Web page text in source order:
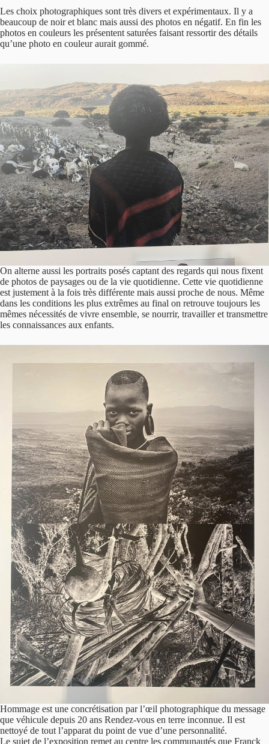
Les choix photographiques sont très divers et expérimentaux. Il y a
beaucoup de noir et blanc mais aussi des photos en négatif. En fin les
photos en couleurs les présentent saturées faisant ressortir des détails
qu’une photo en couleur aurait gommé.
On alterne aussi les portraits posés captant des regards qui nous fixent
de photos de paysages ou de la vie quotidienne. Cette vie quotidienne
est justement à la fois très différente mais aussi proche de nous. Même
dans les conditions les plus extrêmes au final on retrouve toujours les
mêmes nécessités de vivre ensemble, se nourrir, travailler et transmettre
les connaissances aux enfants.
Hommage est une concrétisation par l’œil photographique du message
que véhicule depuis 20 ans Rendez-vous en terre inconnue. Il est
nettoyé de tout l’apparat du point de vue d’une personnalité.
Le sujet de l’exposition remet au centre les communautés que Franck